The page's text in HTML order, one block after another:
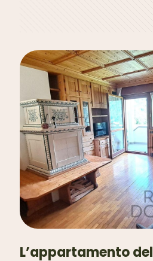
L’appartamento